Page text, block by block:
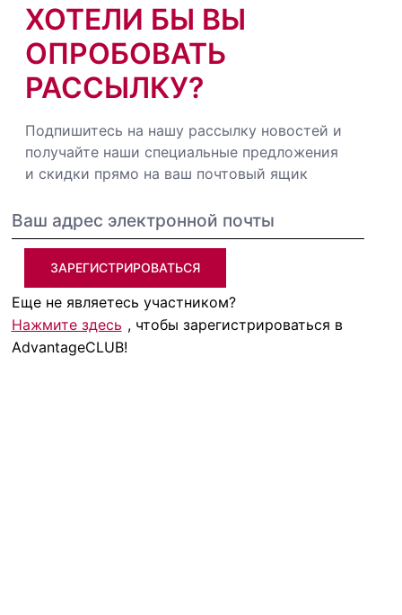
ХОТЕЛИ БЫ ВЫ
ОПРОБОВАТЬ
РАССЫЛКУ?
Подпишитесь на нашу рассылку новостей и
получайте наши специальные предложения
и скидки прямо на ваш почтовый ящик
ЗАРЕГИСТРИРОВАТЬСЯ
Еще не являетесь участником?
Нажмите здесь , чтобы зарегистрироваться в
AdvantageCLUB!